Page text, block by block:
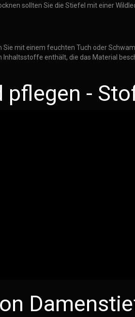
sollten Sie die Stiefel mit einer
mit einem feuchten Tuch oder
enthält, die das Material
pflegen -